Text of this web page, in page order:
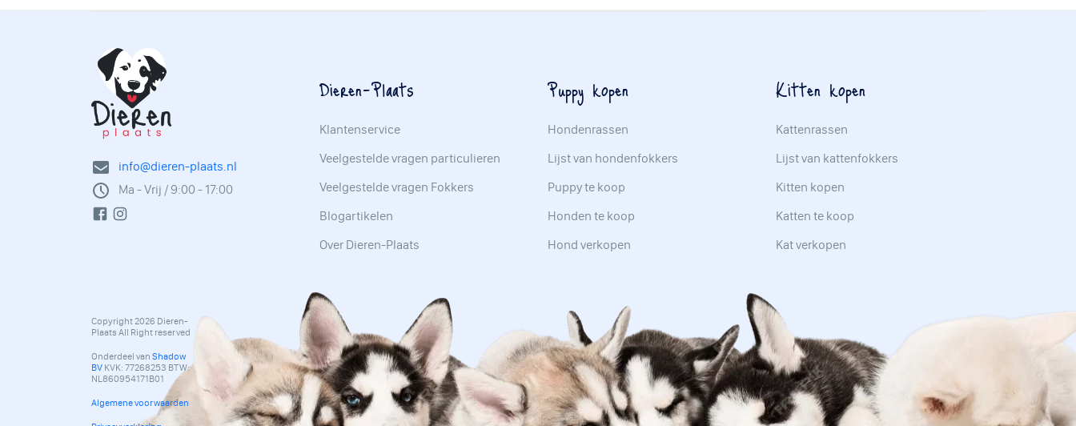
info@dieren-plaats.nl
Ma - Vrij / 9:00 - 17:00
Copyright 2026 Dieren-
Plaats All Right reserved
Onderdeel van Shadow
BV KVK: 77268253 BTW:
NL860954171B01
Algemene voorwaarden
Dieren-Plaats
Klantenservice
Veelgestelde vragen particulieren
Veelgestelde vragen Fokkers
Blogartikelen
Over Dieren-Plaats
Puppy kopen
Hondenrassen
Lijst van hondenfokkers
Puppy te koop
Honden te koop
Hond verkopen
Kitten kopen
Kattenrassen
Lijst van kattenfokkers
Kitten kopen
Katten te koop
Kat verkopen